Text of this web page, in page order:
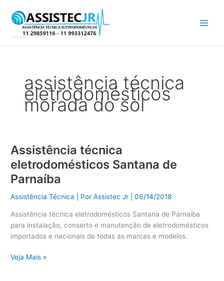
para
conteúdo
assistência técnica
eletrodomésticos
morada do sol
Assistência técnica
eletrodomésticos Santana de
Parnaíba
Assistência Técnica | PorAssistec Jr |06/14/2018
Assistência técnica eletrodomésticos Santana de Parnaíba
para instalação, conserto e manutenção de eletrodomésticos
importados e nacionais de todas as marcas e modelos.
Assistência
técnica
eletrodomésticos
Santana
Veja Mais »